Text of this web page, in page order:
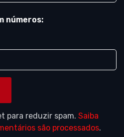
números:
para reduzir spam. Saiba
são processados.